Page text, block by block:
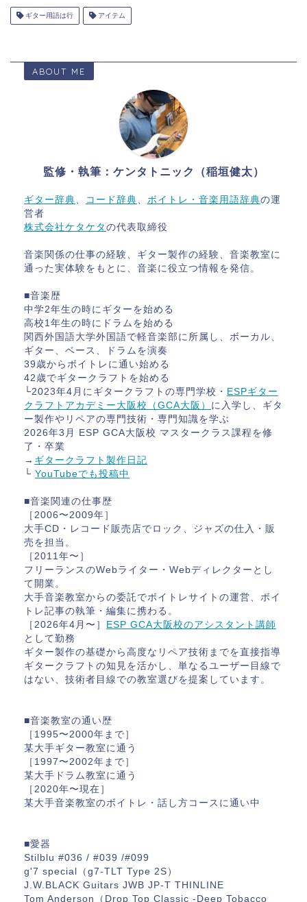
ギター用語は行 アイテム
ABOUT ME
監修・執筆：ケンタトニック（稲垣健太）
ギター辞典、 コード辞典、 ボイトレ・音楽用語辞典の運
営者
株式会社ケタケタ の代表取締役
音楽関係の仕事の経験、ギター製作の経験、音楽教室に
通った実体験をもとに、音楽に役立つ情報を発信。
■音楽歴
中学2年生の時にギターを始める
高校1年生の時にドラムを始める
関西外国語大学外国語で軽音楽部に所属し、ボーカル、
ギター、ベース、ドラムを演奏
39歳からボイトレに通い始める
42歳でギタークラフトを始める
└2023年4月にギタークラフトの専門学校・ ESPギター
クラフトアカデミー大阪校（GCA大阪） に入学し、ギタ
ー製作やリペアの専門技術・専門知識を学ぶ
2026年3月 ESP GCA大阪校 マスタークラス課程を修
了・卒業
→ ギタークラフト製作日記
└ YouTubeでも投稿中
■音楽関連の仕事歴
［2006〜2009年］
大手CD・レコード販売店でロック、ジャズの仕入・販
売を担当。
［2011年〜］
フリーランスのWebライター・Webディレクターとし
て開業。
大手音楽教室からの委託でボイトレサイトの運営、ボイ
トレ記事の執筆・編集に携わる。
［2026年4月〜］
ESP GCA大阪校のアシスタント講師
として勤務
ギター製作の基礎から高度なリペア技術までを直接指導
ギタークラフトの知見を活かし、単なるユーザー目線で
はない、技術者目線での教室選びを提案しています。
■音楽教室の通い歴
［1995〜2000年まで］
某大手ギター教室に通う
［1997〜2002年まで］
某大手ドラム教室に通う
［2020年〜現在］
某大手音楽教室のボイトレ・話し方コースに通い中
■愛器
Stilblu #036 / #039 /#099
g'7 special（g7-TLT Type 2S）
J.W.BLACK Guitars JWB JP-T THINLINE
Tom Anderson（Drop Top Classic -Deep Tobacco